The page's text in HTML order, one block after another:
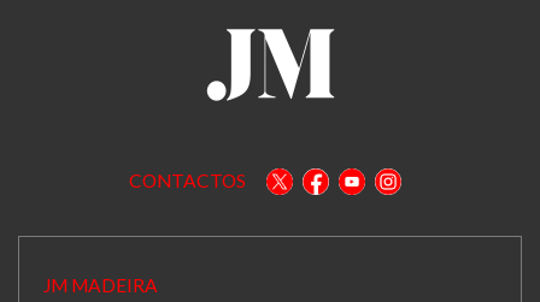
CONTACTOS
JM MADEIRA